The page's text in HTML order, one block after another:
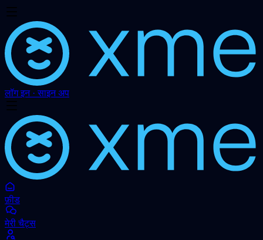
लॉग इन · साइन अप
फ़ीड
मेरी चैट्स